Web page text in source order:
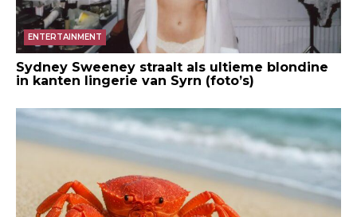
ENTERTAINMENT
Sydney Sweeney straalt als ultieme blondine
in kanten lingerie van Syrn (foto’s)